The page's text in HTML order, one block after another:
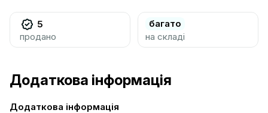
5
продано
багато
на складі
Додаткова інформація
Додаткова інформація